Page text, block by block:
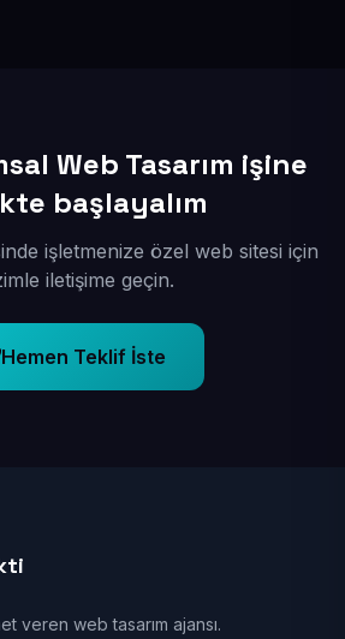
Web Tasarım işine
başlayalım
işletmenize özel web sitesi için
iletişime geçin.
Hemen Teklif İste
veren web tasarım ajansı.